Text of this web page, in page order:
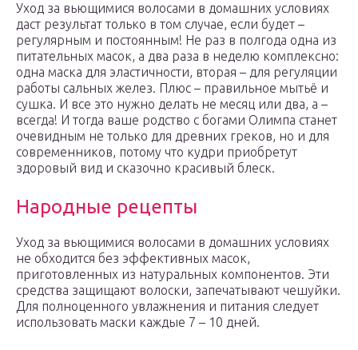
Уход за вьющимися волосами в домашних условиях
даст результат только в том случае, если будет –
регулярным и постоянным! Не раз в полгода одна из
питательных масок, а два раза в неделю комплексно:
одна маска для эластичности, вторая – для регуляции
работы сальных желез. Плюс – правильное мытьё и
сушка. И все это нужно делать не месяц или два, а –
всегда! И тогда ваше родство с богами Олимпа станет
очевидным не только для древних греков, но и для
современников, потому что кудри приобретут
здоровый вид и сказочно красивый блеск.
Народные рецепты
Уход за вьющимися волосами в домашних условиях
не обходится без эффективных масок,
приготовленных из натуральных компонентов. Эти
средства защищают волоски, запечатывают чешуйки.
Для полноценного увлажнения и питания следует
использовать маски каждые 7 – 10 дней.